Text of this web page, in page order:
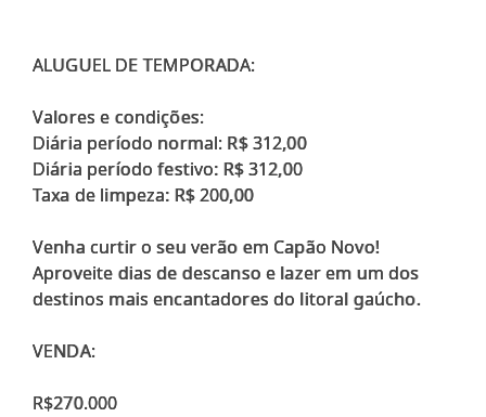
ALUGUEL DE TEMPORADA:
Valores e condições:
Diária período normal: R$ 312,00
Diária período festivo: R$ 312,00
Taxa de limpeza: R$ 200,00
Venha curtir o seu verão em Capão Novo!
Aproveite dias de descanso e lazer em um dos
destinos mais encantadores do litoral gaúcho.
VENDA:
R$270.000